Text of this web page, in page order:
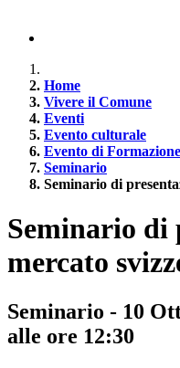
Home
Vivere il Comune
Eventi
Evento culturale
Evento di Formazione
Seminario
Seminario di
Seminario di
mercato
Seminario - 10
alle ore 12:30